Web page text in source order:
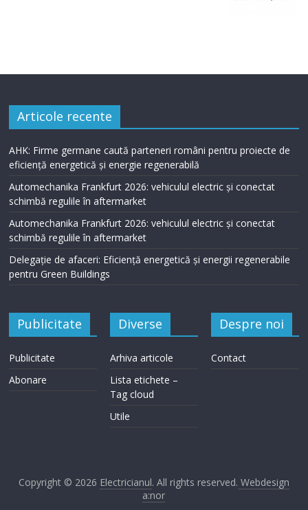
Articole recente
AHK: Firme germane caută parteneri români pentru proiecte de
eficiență energetică și energie regenerabilă
Automechanika Frankfurt 2026: vehiculul electric și conectat
schimbă regulile în aftermarket
Automechanika Frankfurt 2026: vehiculul electric și conectat
schimbă regulile în aftermarket
Delegație de afaceri: Eficiență energetică și energii regenerabile
pentru Green Buildings
Publicitate
Publicitate
Abonare
Diverse
Arhiva articole
Lista etichete –
Tag cloud
Utile
Despre noi
Contact
Copyright © 2026 Electricianul. All rights reserved. Webdesign
a:nor